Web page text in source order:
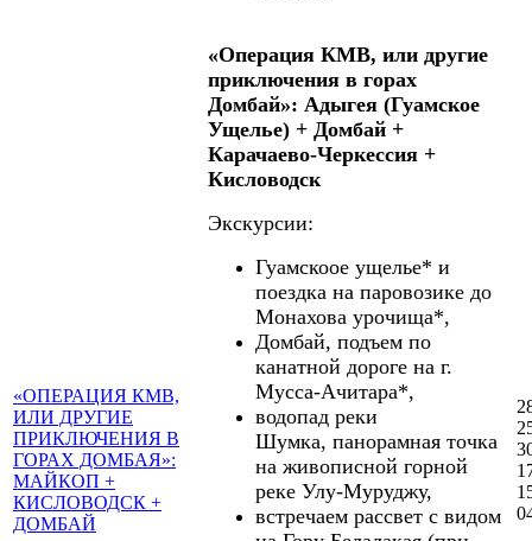
«ОПЕРАЦИЯ КМВ,
ИЛИ ДРУГИЕ
ПРИКЛЮЧЕНИЯ В
ГОРАХ ДОМБАЯ»:
МАЙКОП +
КИСЛОВОДСК +
ДОМБАЙ
«Операция КМВ, или другие
приключения в горах
Домбай»: Адыгея (Гуамское
Ущелье) + Домбай +
Карачаево-Черкессия +
Кисловодск
Экскурсии:
Гуамскоое ущелье* и
поездка на паровозике до
Монахова урочища*,
Домбай, подъем по
канатной дороге на г.
Мусса-Ачитара*,
водопад реки
Шумка, панорамная точка
на живописной горной
реке Улу-Муруджу,
встречаем рассвет с видом